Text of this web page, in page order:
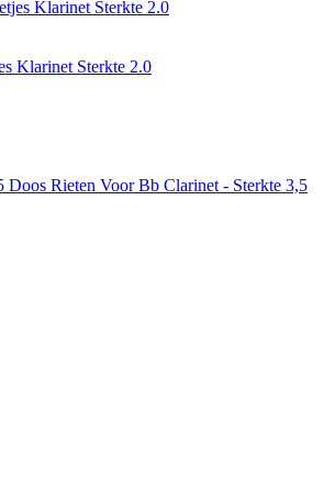
Klarinet Sterkte 2.0
Rieten Voor Bb Clarinet - Sterkte 3,5